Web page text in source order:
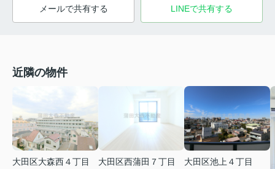
メールで共有する LINEで共有する
近隣の物件
大田区大森西４丁目
大田区西蒲田７丁目
大田区池上４丁目